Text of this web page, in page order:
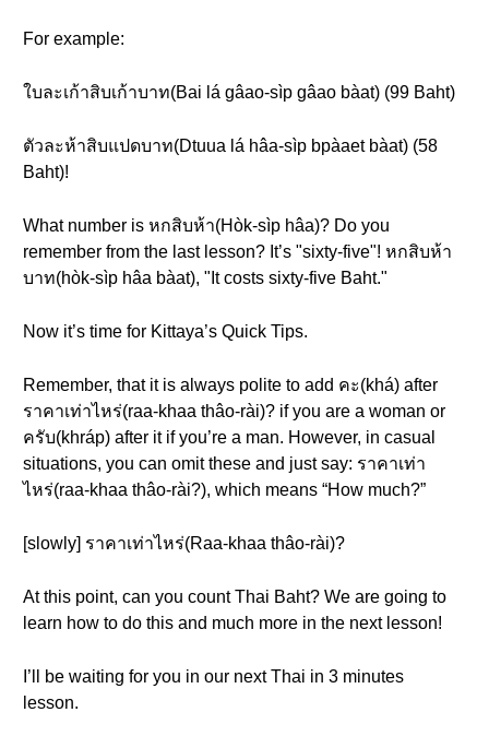
For example:
ใบละเก้าสิบเก้าบาท(Bai lá gâao-sìp gâao bàat) (99 Baht)
ตัวละห้าสิบแปดบาท(Dtuua lá hâa-sìp bpàaet bàat) (58
Baht)!
What number is หกสิบห้า(Hòk-sìp hâa)? Do you
remember from the last lesson? It’s "sixty-five"! หกสิบห้า
บาท(hòk-sìp hâa bàat), "It costs sixty-five Baht."
Now it’s time for Kittaya’s Quick Tips.
Remember, that it is always polite to add คะ(khá) after
ราคาเท่าไหร่(raa-khaa thâo-rài)? if you are a woman or
ครับ(khráp) after it if you’re a man. However, in casual
situations, you can omit these and just say: ราคาเท่า
ไหร่(raa-khaa thâo-rài?), which means “How much?”
[slowly] ราคาเท่าไหร่(Raa-khaa thâo-rài)?
At this point, can you count Thai Baht? We are going to
learn how to do this and much more in the next lesson!
I’ll be waiting for you in our next Thai in 3 minutes
lesson.